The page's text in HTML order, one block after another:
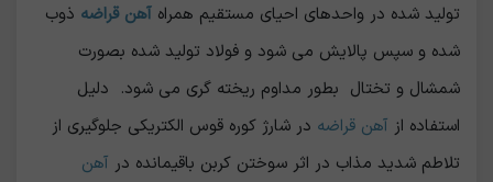
تولید شده در واحدهای احیاي مستقیم همراه آهن قراضه ذوب
شده و سپس پالایش می شود و فولاد تولید شده بصورت
شمشال و تختال بطور مداوم ریخته گری می شود. دلیل
استفاده از آهن قراضه در شارژ کوره قوس الکتریکی جلوگیری از
تلاطم شدید مذاب در اثر سوختن کربن باقیمانده در آهن